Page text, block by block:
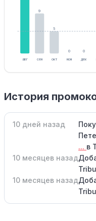
авг
9
сен
5
окт
0
ноя
0
дек
История
10 дней назад
... в
10 месяцев назад
10 месяцев назад